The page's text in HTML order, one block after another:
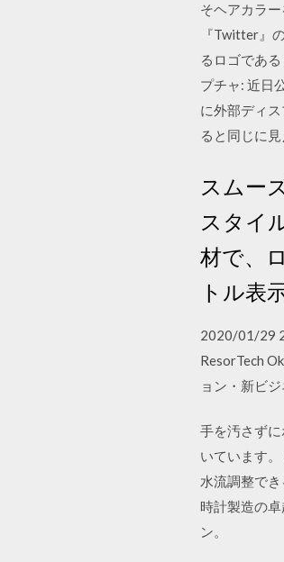
そヘアカラ
『Twitter』
るロゴであ
プチャ: 近日
に外部ディ
ると同じに
スムー
スタイ
材で、
トル表
2020/01/29
ResorTech
ョン・新ビ
手を汚さず
いています
水流調整で
時計製造の
ン。